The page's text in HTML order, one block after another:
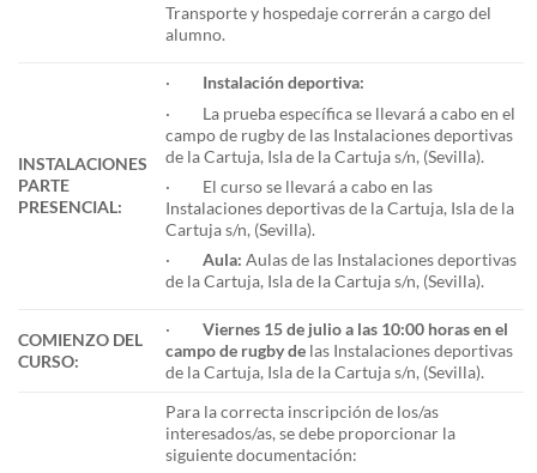
Transporte y hospedaje correrán a cargo del
alumno.
INSTALACIONES
PARTE
PRESENCIAL:
· Instalación deportiva:
· La prueba específica se llevará a cabo en el
campo de rugby de las Instalaciones deportivas
de la Cartuja, Isla de la Cartuja s/n, (Sevilla).
· El curso se llevará a cabo en las
Instalaciones deportivas de la Cartuja, Isla de la
Cartuja s/n, (Sevilla).
·Aula: Aulas de las Instalaciones deportivas
de la Cartuja, Isla de la Cartuja s/n, (Sevilla).
COMIENZO DEL
CURSO:
·Viernes 15 de julio a las 10:00 horas en el
campo de rugby de las Instalaciones deportivas
de la Cartuja, Isla de la Cartuja s/n, (Sevilla).
Para la correcta inscripción de los/as
interesados/as, se debe proporcionar la
siguiente documentación: